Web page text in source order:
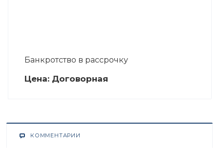
Банкротство в рассрочку
Цена: Договорная
КОММЕНТАРИИ